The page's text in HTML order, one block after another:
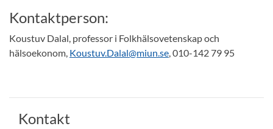
Kontaktperson:
Koustuv Dalal, professor i Folkhälsovetenskap och
hälsoekonom, Koustuv.Dalal@miun.se, 010-142 79 95
Kontakt